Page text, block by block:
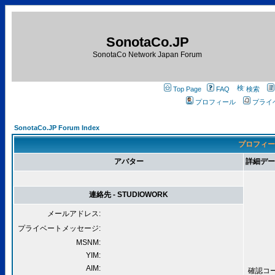
SonotaCo.JP
SonotaCo Network Japan Forum
Top Page FAQ
検索
プロフィール
プライ
SonotaCo.JP Forum Index
プロフィ
アバター
詳細デ
確認コ
連絡先 - STUDIOWORK
メールアドレス:
プライベートメッセージ:
MSNM:
YIM:
AIM: